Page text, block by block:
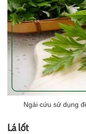
Ngải cứu sử dụng
Lá lốt